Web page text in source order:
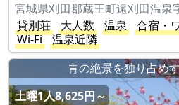
宮城県刈田郡蔵王町遠刈田温泉
貸別荘
大人数 温泉
合宿・
Wi-Fi
温泉近隣
青の絶景を独り占め
土曜1人8,625円～